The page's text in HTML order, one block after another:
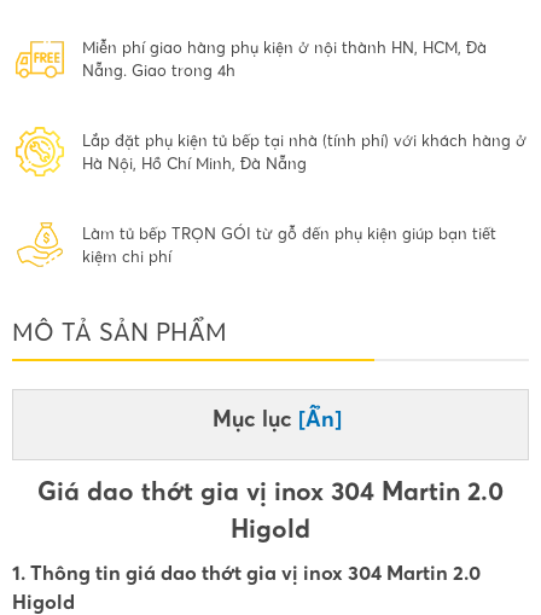
Miễn phí giao hàng phụ kiện ở nội thành HN, HCM, Đà
Nẵng. Giao trong 4h
Lắp đặt phụ kiện tủ bếp tại nhà (tính phí) với khách hàng ở
Hà Nội, Hồ Chí Minh, Đà Nẵng
Làm tủ bếp TRỌN GÓI từ gỗ đến phụ kiện giúp bạn tiết
kiệm chi phí
MÔ TẢ SẢN PHẨM
Mục lục [Ẩn]
Giá dao thớt gia vị inox 304 Martin 2.0
Higold
1. Thông tin giá dao thớt gia vị inox 304 Martin 2.0
Higold